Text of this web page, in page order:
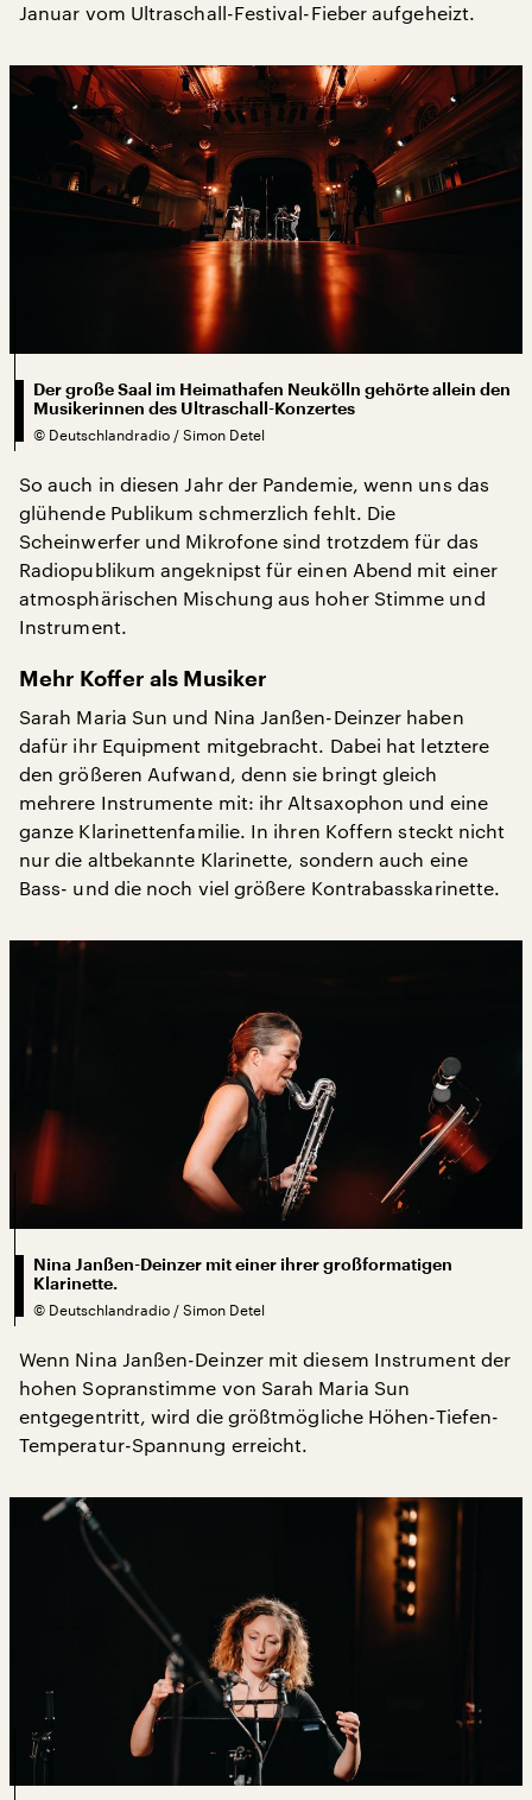
Januar vom Ultraschall-Festival-Fieber aufgeheizt.
Der große Saal im Heimathafen Neukölln gehörte allein den
Musikerinnen des Ultraschall-Konzertes
© Deutschlandradio / Simon Detel
So auch in diesen Jahr der Pandemie, wenn uns das
glühende Publikum schmerzlich fehlt. Die
Scheinwerfer und Mikrofone sind trotzdem für das
Radiopublikum angeknipst für einen Abend mit einer
atmosphärischen Mischung aus hoher Stimme und
Instrument.
Mehr Koffer als Musiker
Sarah Maria Sun und Nina Janßen-Deinzer haben
dafür ihr Equipment mitgebracht. Dabei hat letztere
den größeren Aufwand, denn sie bringt gleich
mehrere Instrumente mit: ihr Altsaxophon und eine
ganze Klarinettenfamilie. In ihren Koffern steckt nicht
nur die altbekannte Klarinette, sondern auch eine
Bass- und die noch viel größere Kontrabasskarinette.
Nina Janßen-Deinzer mit einer ihrer großformatigen
Klarinette.
© Deutschlandradio / Simon Detel
Wenn Nina Janßen-Deinzer mit diesem Instrument der
hohen Sopranstimme von Sarah Maria Sun
entgegentritt, wird die größtmögliche Höhen-Tiefen-
Temperatur-Spannung erreicht.